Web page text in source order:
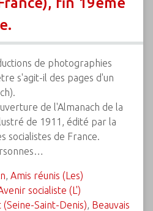
de photographies
s'agit-il des pages d'un
de l'Almanach de la
de 1911, édité par la
socialistes de France.
, Amis réunis (Les)
socialiste (L')
Saint-Denis), Beauvais